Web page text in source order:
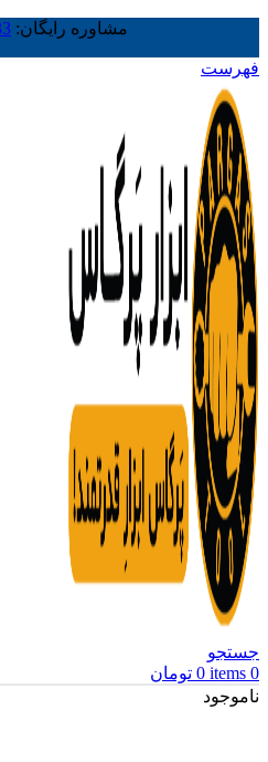
مشاوره رایگان:
فهرست
جستجو
0
items
0 تومان
ناموجود